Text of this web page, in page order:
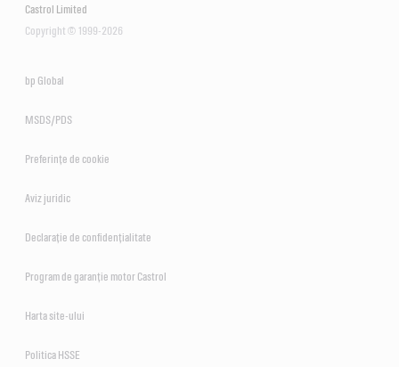
Castrol Limited
Copyright © 1999-2026
bp Global
MSDS/PDS
Preferințe de cookie
Aviz juridic
Declarație de confidențialitate
Program de garanție motor Castrol
Harta site-ului
Politica HSSE